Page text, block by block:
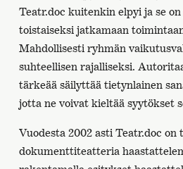
Teatr.doc kuitenkin elpyi ja se
toistaiseksi jatkamaan
Mahdollisesti ryhmän
suhteellisen rajalliseksi.
tärkeää säilyttää tietynlainen
jotta ne voivat kieltää syytökset
Vuodesta 2002 asti Teatr.doc on
dokumenttiteatteria